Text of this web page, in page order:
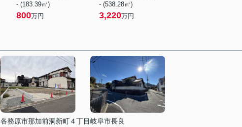
- (183.39㎡)
800万円
- (538.28㎡)
3,220万円
各務原市那加前洞新町４丁目岐阜市長良